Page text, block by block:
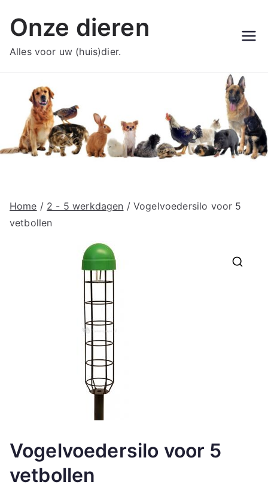
naar
inhoud
Onze dieren
Alles voor uw (huis)dier.
Home / 2 - 5 werkdagen / Vogelvoedersilo voor 5
vetbollen
Vogelvoedersilo voor 5
vetbollen